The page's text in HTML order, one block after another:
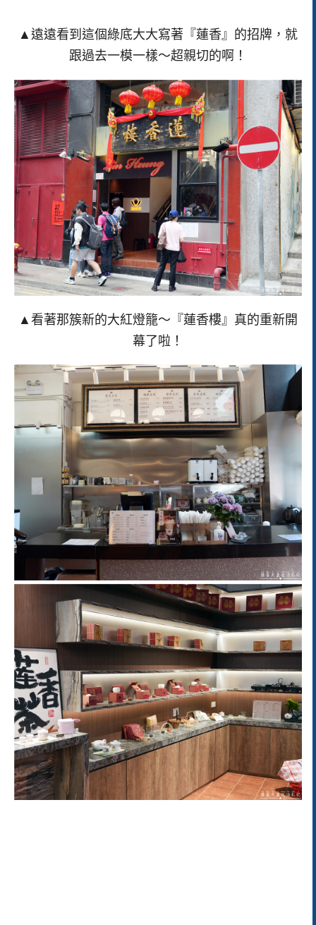
▲遠遠看到這個綠底大大寫著『蓮香』的招牌，就
跟過去一模一樣～超親切的啊！
▲看著那簇新的大紅燈籠～『蓮香樓』真的重新開
幕了啦！